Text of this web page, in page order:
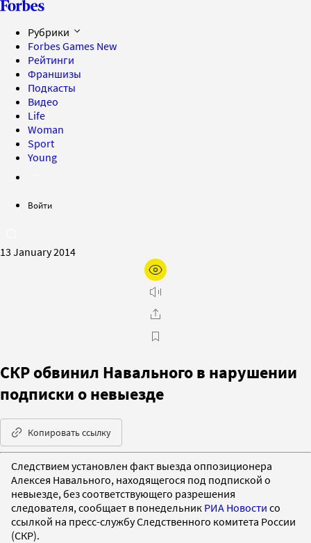
Рубрики
Forbes Games New
Рейтинги
Франшизы
Подкасты
Видео
Life
Woman
Sport
Young
Войти
13 January 2014
СКР обвинил Навального в нарушении
подписки о невыезде
Копировать ссылку
Следствием установлен факт выезда оппозиционера
Алексея Навального, находящегося под подпиской о
невыезде, без соответствующего разрешения
следователя, сообщает в понедельник РИА Новости со
ссылкой на пресс-службу Следственного комитета России
(СКР).